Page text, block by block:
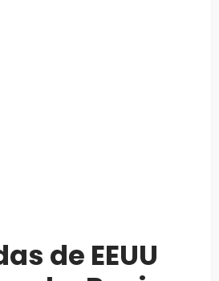
de EEUU